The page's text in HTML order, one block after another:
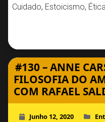
Cuidado, Estoicismo, Ética
#130 – ANNE
FILOSOFIA DO
COM RAFAEL
Junho 12, 2020